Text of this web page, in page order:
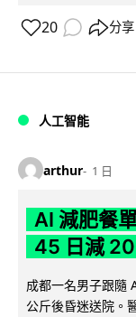
20 分享
人工智能
arthur 1 日
AI 減肥餐
45 日減
成都一名男子跟隨
公斤後昏迷送院。